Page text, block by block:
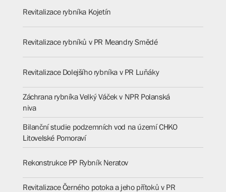
Revitalizace rybníka Kojetín
Revitalizace rybníků v PR Meandry Smědé
Revitalizace Dolejšího rybníka v PR Luňáky
Záchrana rybníka Velký Váček v NPR Polanská
niva
Bilanční studie podzemních vod na území CHKO
Litovelské Pomoraví
Rekonstrukce PP Rybník Neratov
Revitalizace Černého potoka a jeho přítoků v PR